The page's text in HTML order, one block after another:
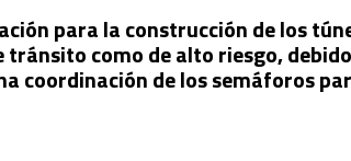
para la construcción de los
como de alto riesgo,
coordinación de los semáforos